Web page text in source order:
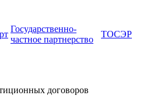
Государственно-
частное партнерство
ТОСЭР
договоров